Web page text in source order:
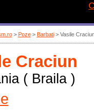
> Poze> Barbati> Vasile
Craciun
( Braila )